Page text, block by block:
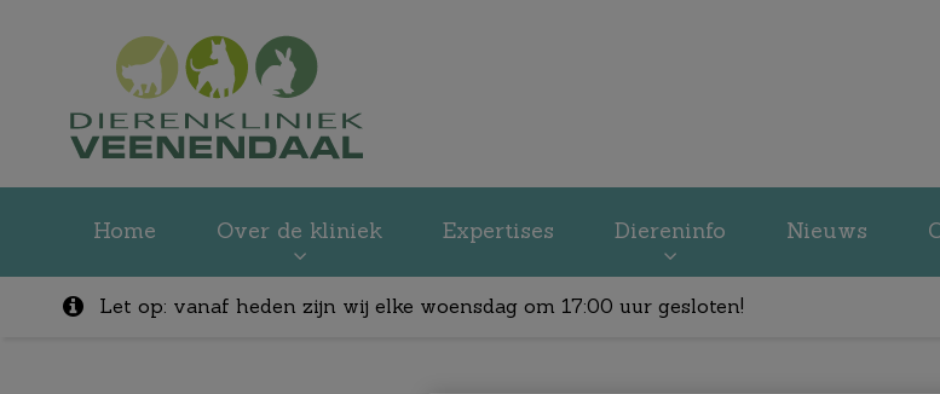
Home Over de kliniek Expertises Diereninfo Nieuws
ZoekLet op: vanaf heden zijn wij elke woensdag om 17:00 uur gesloten!